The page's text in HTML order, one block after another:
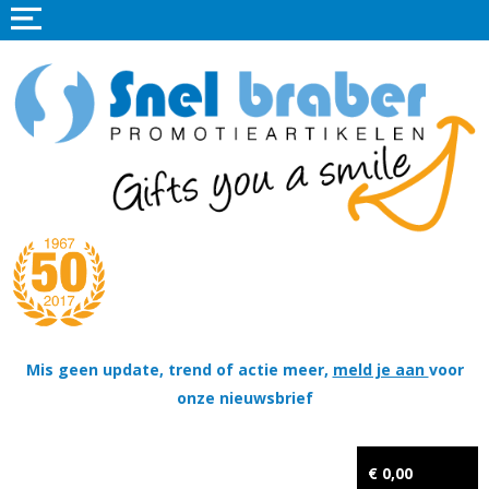
Mis geen update, trend of actie meer, meld je aan voor
onze nieuwsbrief
€ 0,00
Home
Promotieartikelen
Tassen
Thema's